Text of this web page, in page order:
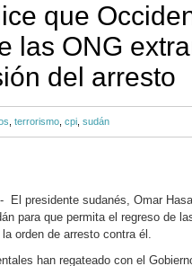
que
las ONG
del arresto
terrorismo cpi sudán
El presidente sudanés, Omar
para que permita el regreso de
orden de arresto contra él.
han regateado con el